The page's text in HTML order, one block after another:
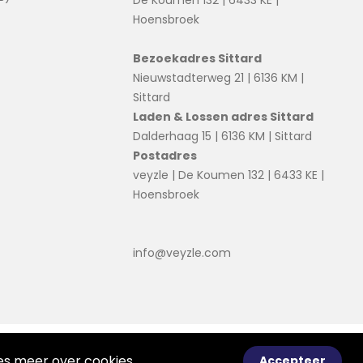
Hoensbroek
Bezoekadres Sittard
Nieuwstadterweg 21 | 6136 KM |
Sittard
Laden & Lossen adres Sittard
Dalderhaag 15 | 6136 KM | Sittard
Postadres
veyzle | De Koumen 132 | 6433 KE |
Hoensbroek
info@veyzle.com